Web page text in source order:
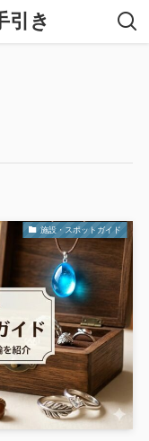
引き
施設・スポットガイド